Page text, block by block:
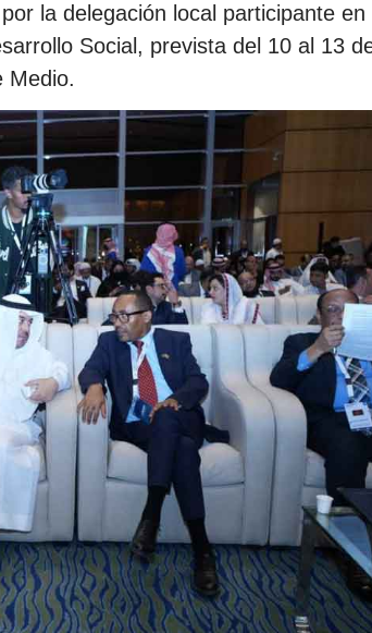
la delegación local participante en
Social, prevista del 10 al 13
Medio.